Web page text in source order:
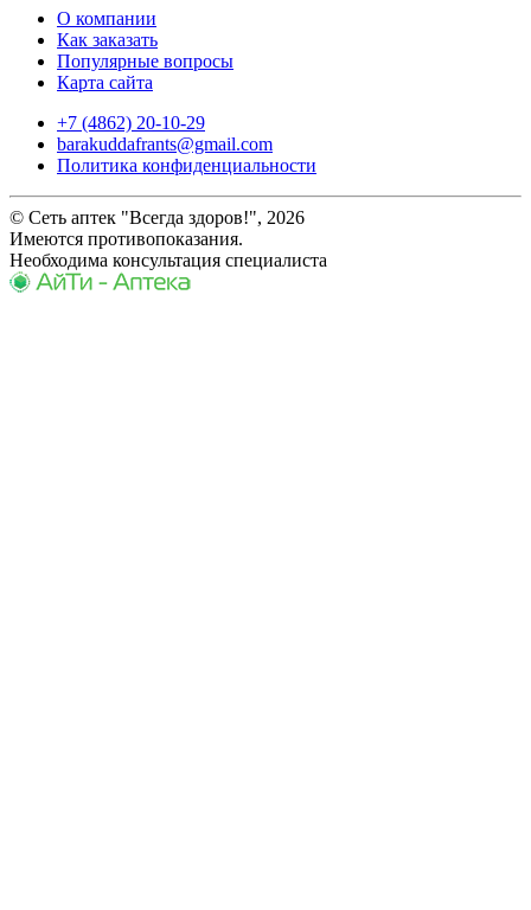
О компании
Как заказать
Популярные вопросы
Карта сайта
+7 (4862) 20-10-29
barakuddafrants@gmail.com
Политика конфиденциальности
© Сеть аптек "Всегда здоров!", 2026
Имеются противопоказания.
Необходима консультация специалиста